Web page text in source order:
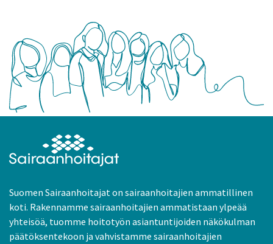
Suomen Sairaanhoitajat on sairaanhoitajien ammatillinen
koti. Rakennamme sairaanhoitajien ammatistaan ylpeää
yhteisöä, tuomme hoitotyön asiantuntijoiden näkökulman
päätöksentekoon ja vahvistamme sairaanhoitajien